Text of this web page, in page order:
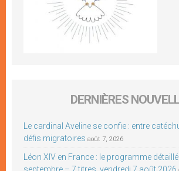
DERNIÈRES
Le cardinal Aveline se confie : entre
défis migratoires août 7, 2026
Léon XIV en France : le programme
septembre – 7 titres, vendredi 7 août 2026